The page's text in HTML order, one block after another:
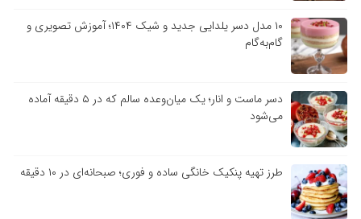
۱۰ مدل دسر یلدایی جدید و شیک ۱۴۰۴؛ آموزش تصویری و
گام‌به‌گام
دسر ماست و انار؛ یک میان‌وعده سالم که در ۵ دقیقه آماده
می‌شود
طرز تهیه پنکیک خانگی ساده و فوری؛ صبحانه‌ای در ۱۰ دقیقه